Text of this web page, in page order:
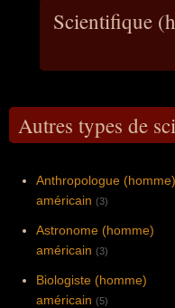
Scientifique
Autres types de
Anthropologue (homme)
américain (3)
Astronome (homme)
américain (3)
Biologiste (homme)
américain (5)